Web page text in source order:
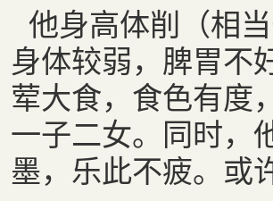
他身高体削（相
身体较弱，脾胃不
荤大食，食色有度
一子二女。同时，
墨，乐此不疲。或